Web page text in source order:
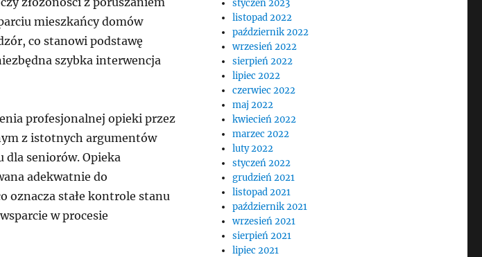
mieszkańcy domów
co stanowi podstawę
szybka interwencja
profesjonalnej opieki przez
z istotnych argumentów
dla seniorów. Opieka
adekwatnie do
oznacza stałe kontrole stanu
w procesie
styczeń 2023
listopad 2022
październik 2022
wrzesień 2022
sierpień 2022
lipiec 2022
czerwiec 2022
maj 2022
kwiecień 2022
marzec 2022
luty 2022
styczeń 2022
grudzień 2021
listopad 2021
październik 2021
wrzesień 2021
sierpień 2021
lipiec 2021